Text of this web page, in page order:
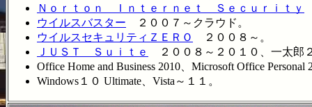
Ｎｏｒｔｏｎ Ｉｎｔｅｒｎｅｔ Ｓｅｃｕｒｉｔｙ
ウイルスバスター ２００７～クラウド。
ウイルスセキュリティＺＥＲＯ
２００８～。
ＪＵＳＴ Ｓｕｉｔｅ
２００８～２０１０、一太郎
Office Home and Business 2010、Microsoft Office Personal
Windows１０ Ultimate、Vista～１１。